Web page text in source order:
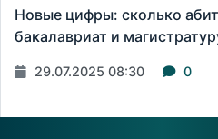
Новые цифры: сколько
бакалавриат и
29.07.2025 08:30 0